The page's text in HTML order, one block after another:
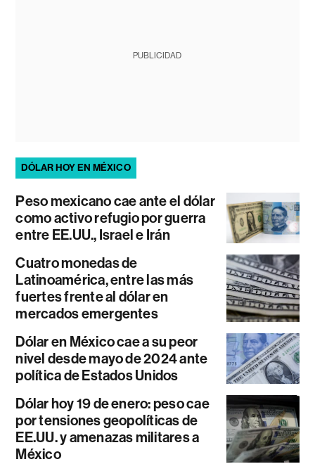
PUBLICIDAD
DÓLAR HOY EN MÉXICO
Peso mexicano cae ante el dólar
como activo refugio por guerra
entre EE.UU., Israel e Irán
Cuatro monedas de
Latinoamérica, entre las más
fuertes frente al dólar en
mercados emergentes
Dólar en México cae a su peor
nivel desde mayo de 2024 ante
política de Estados Unidos
Dólar hoy 19 de enero: peso cae
por tensiones geopolíticas de
EE.UU. y amenazas militares a
México